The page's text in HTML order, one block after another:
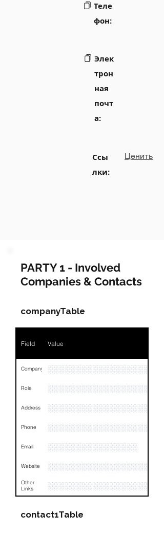
Теле
фон:
Элек
трон
ная
почт
а:
Ссы
лки:
Ценить
PARTY 1 - Involved
Companies & Contacts
companyTable
Field Value
Company ░░░░░░░░░░░░░░░░░░
Role
Address
Phone
Email ░░░░░░░░░░░░░░░░
Website ░░░░░░░░░░░░░░░░░░░░
Other
Links
contact1Table